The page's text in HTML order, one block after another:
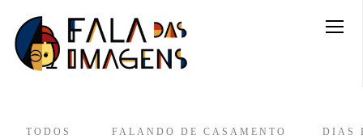
TODOS FALANDO DE CASAMENTO DIAS